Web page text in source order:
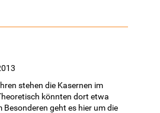
stehen die Kasernen im
könnten dort etwa
geht es hier um die